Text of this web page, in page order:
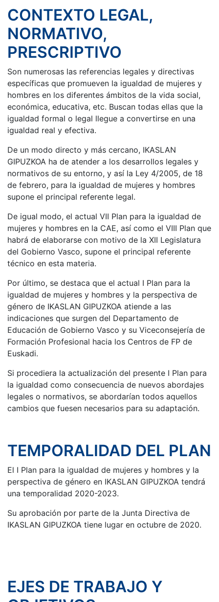
CONTEXTO LEGAL,
NORMATIVO,
PRESCRIPTIVO
Son numerosas las referencias legales y directivas
específicas que promueven la igualdad de mujeres y
hombres en los diferentes ámbitos de la vida social,
económica, educativa, etc. Buscan todas ellas que la
igualdad formal o legal llegue a convertirse en una
igualdad real y efectiva.
De un modo directo y más cercano, IKASLAN
GIPUZKOA ha de atender a los desarrollos legales y
normativos de su entorno, y así la Ley 4/2005, de 18
de febrero, para la igualdad de mujeres y hombres
supone el principal referente legal.
De igual modo, el actual VII Plan para la igualdad de
mujeres y hombres en la CAE, así como el VIII Plan que
habrá de elaborarse con motivo de la XII Legislatura
del Gobierno Vasco, supone el principal referente
técnico en esta materia.
Por último, se destaca que el actual I Plan para la
igualdad de mujeres y hombres y la perspectiva de
género de IKASLAN GIPUZKOA atiende a las
indicaciones que surgen del Departamento de
Educación de Gobierno Vasco y su Viceconsejería de
Formación Profesional hacia los Centros de FP de
Euskadi.
Si procediera la actualización del presente I Plan para
la igualdad como consecuencia de nuevos abordajes
legales o normativos, se abordarían todos aquellos
cambios que fuesen necesarios para su adaptación.
TEMPORALIDAD DEL PLAN
El I Plan para la igualdad de mujeres y hombres y la
perspectiva de género en IKASLAN GIPUZKOA tendrá
una temporalidad 2020-2023.
Su aprobación por parte de la Junta Directiva de
IKASLAN GIPUZKOA tiene lugar en octubre de 2020.
EJES DE TRABAJO Y